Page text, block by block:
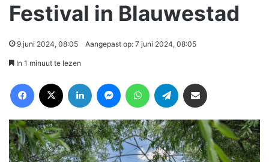
Festival in Blauwestad
9 juni 2024, 08:05 Aangepast op: 7 juni 2024, 08:05
In 1 minuut te lezen